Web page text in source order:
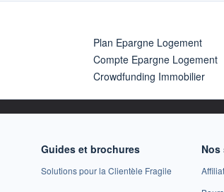
Plan Epargne Logement
Compte Epargne Logement
Crowdfunding Immobilier
Guides et brochures
Solutions pour la Clientèle Fragile
Nos